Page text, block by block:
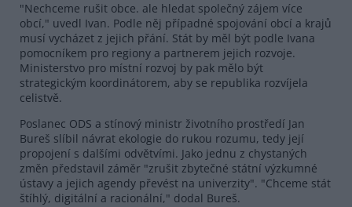
"Nechceme rušit obce. ale hledat společný zájem více
obcí," uvedl Ivan. Podle něj případné spojování obcí a krajů
musí vycházet z jejich přání. Stát by měl být podle Ivana
pomocníkem pro regiony a partnerem jejich rozvoje.
Ministerstvo pro místní rozvoj by pak mělo být
strategickým koordinátorem, aby se republika rozvíjela
celistvě.
Poslanec ODS a stínový ministr životního prostředí Jan
Bureš slíbil návrat ekologie do rukou rozumu, tedy její
propojení s dalšími odvětvími. Jako jednu z chystaných
změn představil záměr "zrušit zbytečné státní výzkumné
ústavy a jejich agendy převést na univerzity". "Chceme stát
štíhlý, digitální a racionální," dodal Bureš.